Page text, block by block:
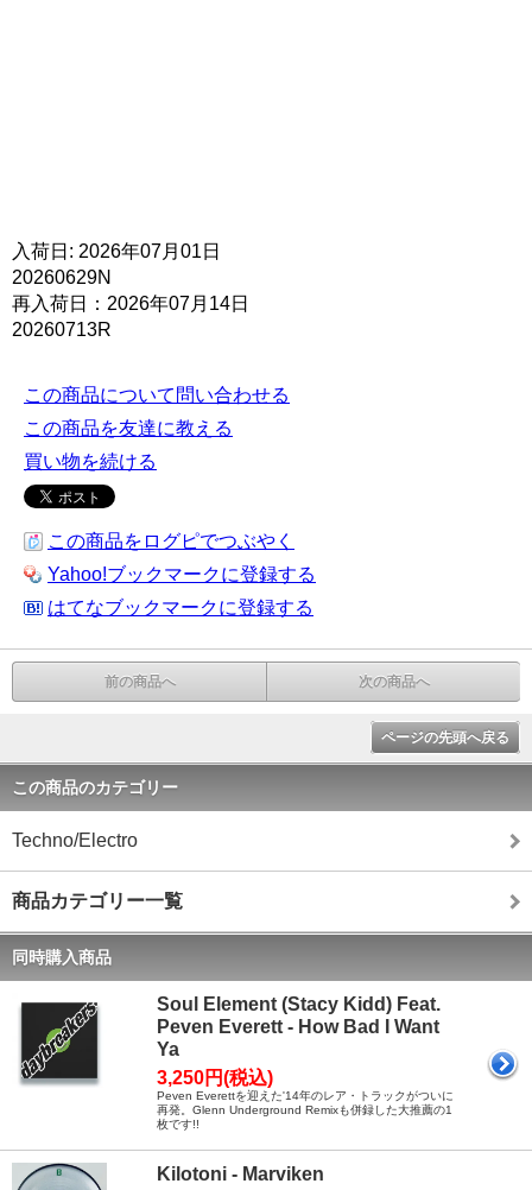
入荷日: 2026年07月01日
20260629N
再入荷日：2026年07月14日
20260713R
この商品について問い合わせる
この商品を友達に教える
買い物を続ける
この商品をログピでつぶやく
Yahoo!ブックマークに登録する
はてなブックマークに登録する
前の商品へ 次の商品へ
ページの先頭へ戻る
この商品のカテゴリー
Techno/Electro
商品カテゴリー一覧
同時購入商品
Soul Element (Stacy Kidd) Feat.
Peven Everett - How Bad I Want
Ya
3,250円(税込)
Peven Everettを迎えた'14年のレア・トラックがついに
再発。Glenn Underground Remixも併録した大推薦の1
枚です!!
Kilotoni - Marviken